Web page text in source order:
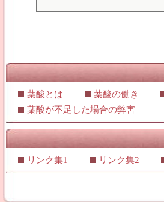
葉酸とは 葉酸の働き
葉酸が不足した場合の弊害
リンク集1 リンク集2